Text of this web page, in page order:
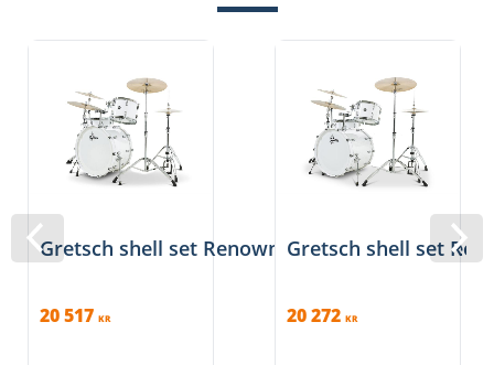
Gretsch shell set Renown Maple Piano White
20 517 KR
Gretsch shell set
20 272 KR